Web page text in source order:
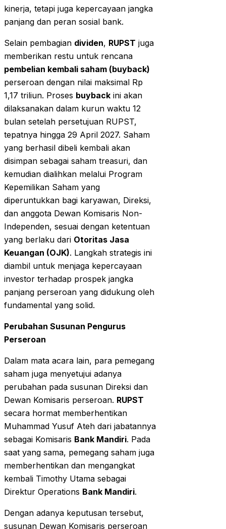
kinerja, tetapi juga kepercayaan jangka
panjang dan peran sosial bank.
Selain pembagian dividen, RUPST juga
memberikan restu untuk rencana
pembelian kembali saham (buyback)
perseroan dengan nilai maksimal Rp
1,17 triliun. Proses buyback ini akan
dilaksanakan dalam kurun waktu 12
bulan setelah persetujuan RUPST,
tepatnya hingga 29 April 2027. Saham
yang berhasil dibeli kembali akan
disimpan sebagai saham treasuri, dan
kemudian dialihkan melalui Program
Kepemilikan Saham yang
diperuntukkan bagi karyawan, Direksi,
dan anggota Dewan Komisaris Non-
Independen, sesuai dengan ketentuan
yang berlaku dari Otoritas Jasa
Keuangan (OJK). Langkah strategis ini
diambil untuk menjaga kepercayaan
investor terhadap prospek jangka
panjang perseroan yang didukung oleh
fundamental yang solid.
Perubahan Susunan Pengurus
Perseroan
Dalam mata acara lain, para pemegang
saham juga menyetujui adanya
perubahan pada susunan Direksi dan
Dewan Komisaris perseroan. RUPST
secara hormat memberhentikan
Muhammad Yusuf Ateh dari jabatannya
sebagai Komisaris Bank Mandiri. Pada
saat yang sama, pemegang saham juga
memberhentikan dan mengangkat
kembali Timothy Utama sebagai
Direktur Operations Bank Mandiri.
Dengan adanya keputusan tersebut,
susunan Dewan Komisaris perseroan